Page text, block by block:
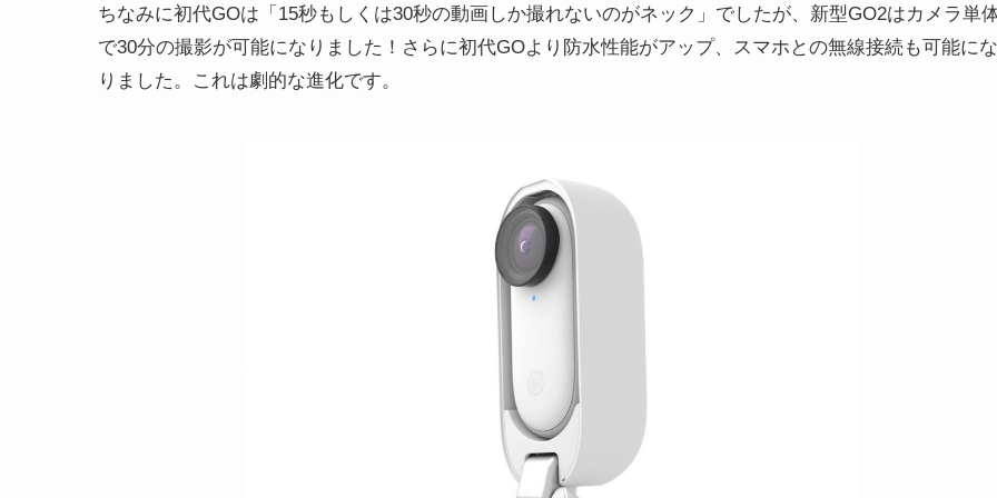
ちなみに初代GOは「15秒もしくは30秒の動画しか撮れないのがネック」でしたが、新型GO2はカメラ単
で30分の撮影が可能になりました！さらに初代GOより防水性能がアップ、スマホとの無線接続も可能にな
りました。これは劇的な進化です。